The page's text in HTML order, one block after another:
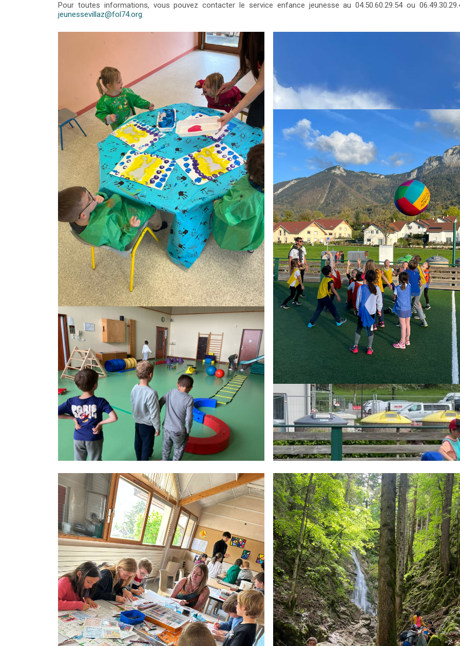
Pour toutes informations, vous pouvez contacter le service enfance jeunesse au 04.50.60.29.54 ou
jeunessevillaz@fol74.org